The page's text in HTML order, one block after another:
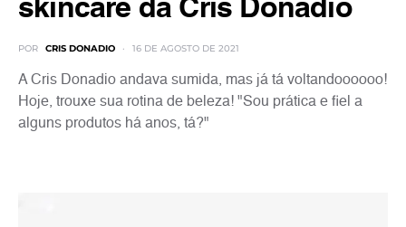
skincare da Cris Donadio
POR CRIS DONADIO 16 DE AGOSTO DE 2021
A Cris Donadio andava sumida, mas já tá voltandoooooo!
Hoje, trouxe sua rotina de beleza! "Sou prática e fiel a
alguns produtos há anos, tá?"